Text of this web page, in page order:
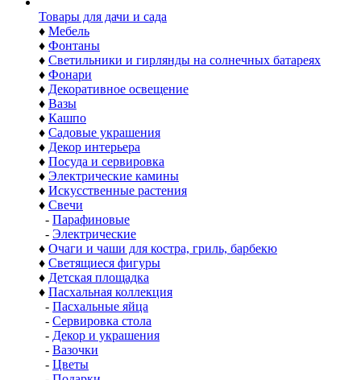
Товары для дачи и сада
♦ Мебель
♦ Фонтаны
♦ Светильники и гирлянды на солнечных батареях
♦ Фонари
♦ Декоративное освещение
♦ Вазы
♦ Кашпо
♦ Садовые украшения
♦ Декор интерьера
♦ Посуда и сервировка
♦ Электрические камины
♦ Искусственные растения
♦ Свечи
- Парафиновые
- Электрические
♦ Очаги и чаши для костра, гриль, барбекю
♦ Светящиеся фигуры
♦ Детская площадка
♦ Пасхальная коллекция
- Пасхальные яйца
- Сервировка стола
- Декор и украшения
- Вазочки
- Цветы